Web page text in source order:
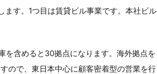
す。1つ目は賃貸ビル事業です。本社ビル
を含めると30拠点になります。海外拠点を
ので、東日本中心に顧客密着型の営業を行